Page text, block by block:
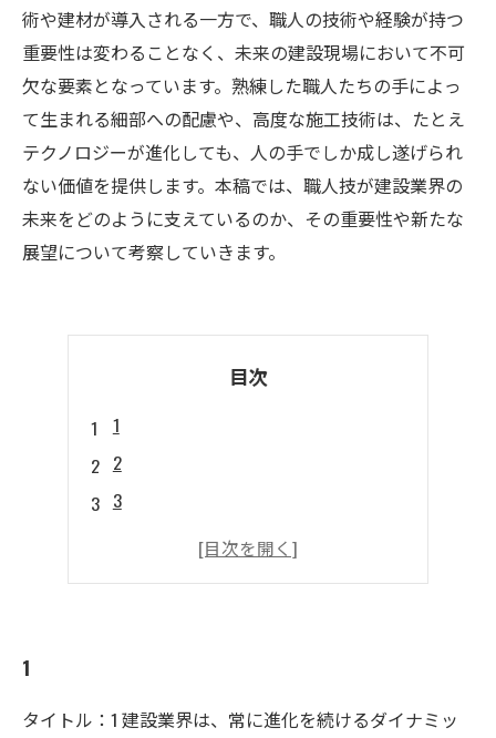
術や建材が導入される一方で、職人の技術や経験が持つ
重要性は変わることなく、未来の建設現場において不可
欠な要素となっています。熟練した職人たちの手によっ
て生まれる細部への配慮や、高度な施工技術は、たとえ
テクノロジーが進化しても、人の手でしか成し遂げられ
ない価値を提供します。本稿では、職人技が建設業界の
未来をどのように支えているのか、その重要性や新たな
展望について考察していきます。
目次
1
2
3
1
タイトル：1 建設業界は、常に進化を続けるダイナミッ